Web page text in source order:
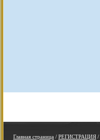
Главная страница / РЕГИСТРАЦИЯ /